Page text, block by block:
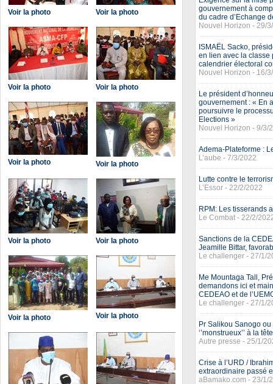
Voir la photo Voir la photo
Voir la photo Voir la photo
Voir la photo Voir la photo
Voir la photo Voir la photo
Voir la photo Voir la photo
gouvernement à
du cadre d’Echange
Nouvel Horizon - 29/
ISMAËL Sacko,
en lien avec la classe
calendrier électoral
Nouvel Horizon - 16/
Le président
gouvernement : « En
poursuivre le
Elections »
Nouvel Horizon - 9/3/
Adema-Plateforme :
L’aube - 7/3/2022
Lutte contre le
L’Essor - 22/2/2022
RPM: Les tisserands
Le Combat - 22/2/
Sanctions de la
Jeamille Bittar,
Le challenger - 27/1/
Me Mountaga Tall,
demandons ici et
CEDEAO et de
Le challenger - 27/1/
Pr Salikou Sanogo
‘’monstrueux’’ à la
Autre presse - 25/1/
Crise à l’URD /
extraordinaire passé
aBamako.com - 23/1/